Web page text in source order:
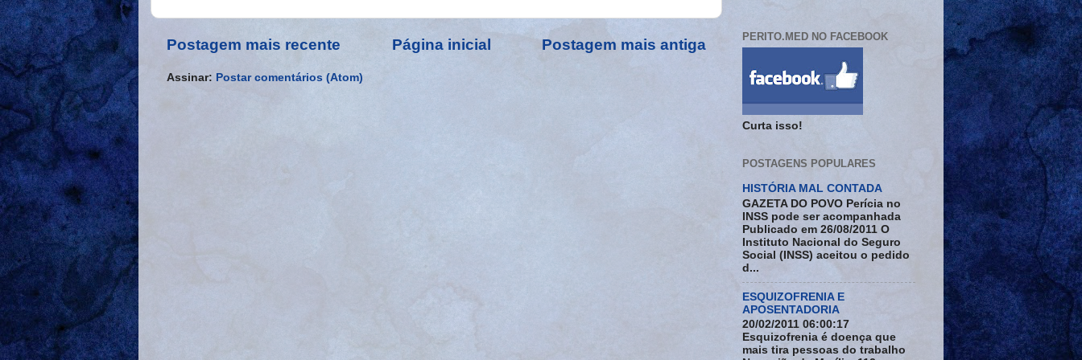
Postagem mais recente Postagem mais antiga
Página inicial
Assinar: Postar comentários (Atom)
PERITO.MED NO FACEBOOK
Curta isso!
POSTAGENS POPULARES
HISTÓRIA MAL CONTADA
GAZETA DO POVO Perícia no
INSS pode ser acompanhada
Publicado em 26/08/2011 O
Instituto Nacional do Seguro
Social (INSS) aceitou o pedido
d...
ESQUIZOFRENIA E
APOSENTADORIA
20/02/2011 06:00:17
Esquizofrenia é doença que
mais tira pessoas do trabalho